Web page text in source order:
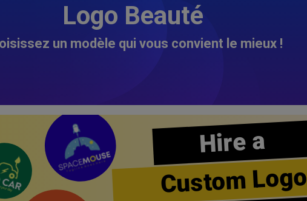
Logo Beauté
un modèle qui vous convient le mieux !
Hire a
Custom Logo